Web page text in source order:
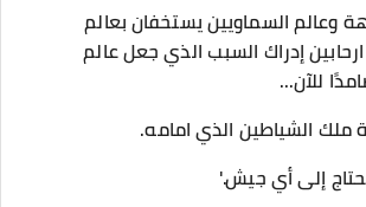
وعالم السماويين يستخفان بعالم
إدراك السبب الذي جعل عالم
للآن...
الشياطين الذي امامه.
إلى أي جيش.'